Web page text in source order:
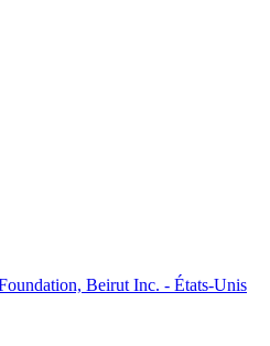
Beirut Inc. - États-Unis